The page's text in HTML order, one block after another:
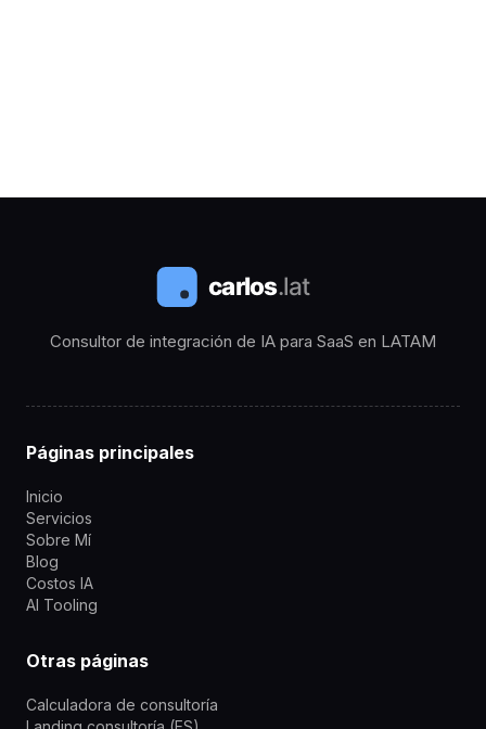
Consultor de integración de IA para SaaS en LATAM
Páginas principales
Inicio
Servicios
Sobre Mí
Blog
Costos IA
AI Tooling
Otras páginas
Calculadora de consultoría